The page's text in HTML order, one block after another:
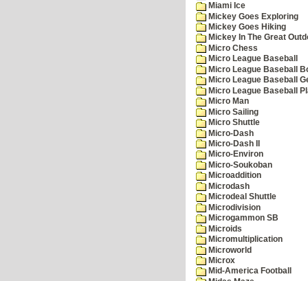
Miami Ice
Mickey Goes Exploring
Mickey Goes Hiking
Mickey In The Great
Micro Chess
Micro League Baseball
Micro League Baseball
Micro League Baseball
Micro League Baseball
Micro Man
Micro Sailing
Micro Shuttle
Micro-Dash
Micro-Dash II
Micro-Environ
Micro-Soukoban
Microaddition
Microdash
Microdeal Shuttle
Microdivision
Microgammon SB
Microids
Micromultiplication
Microworld
Microx
Mid-America Football